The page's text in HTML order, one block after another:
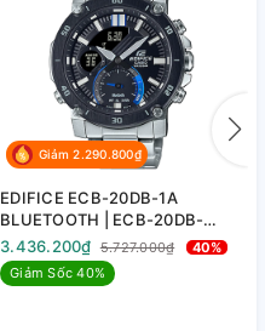
Giảm 2.290.800₫
EDIFICE ECB-20DB-1A
BLUETOOTH | ECB-20DB-
1ADF
3.436.200₫ 5.727.000₫
40%
Giảm Sốc 40%